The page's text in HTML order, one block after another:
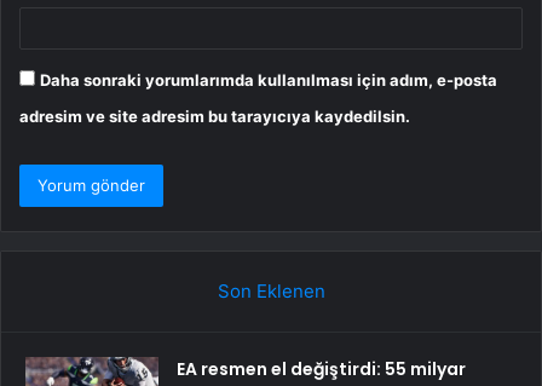
Daha sonraki yorumlarımda kullanılması için adım, e-posta
adresim ve site adresim bu tarayıcıya kaydedilsin.
Son Eklenen
EA resmen el değiştirdi: 55 milyar